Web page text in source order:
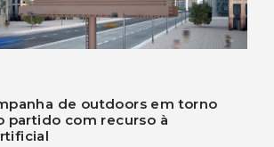
de outdoors em torno
partido com recurso à